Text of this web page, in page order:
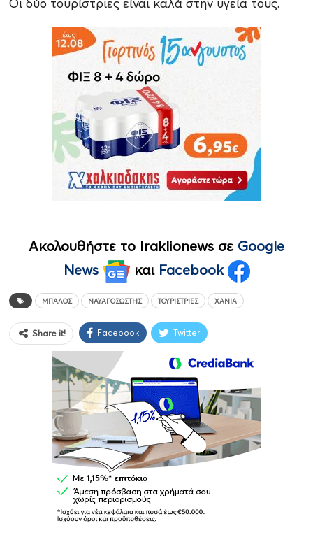
Οι δύο τουρίστριες είναι καλά στην υγεία τους.
Ακολουθήστε το Iraklionews σε Google
News
και Facebook
ΜΠΆΛΟΣ ΝΑΥΑΓΟΣΩΣΤΗΣ ΤΟΥΡΊΣΤΡΙΕΣ ΧΑΝΙΆ
Share it! Facebook Twitter